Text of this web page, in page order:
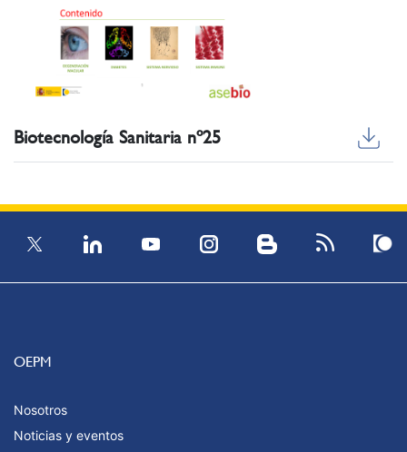
Biotecnología Sanitaria nº25
OEPM
Nosotros
Noticias y eventos